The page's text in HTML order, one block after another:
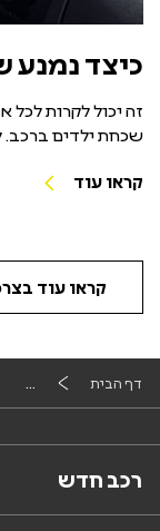
כיצד נמנע
זה יכול לקרות
שכחת ילדים ברכב.
קראו עוד
קראו עוד